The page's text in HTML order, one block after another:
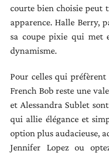
courte bien choisie peut
apparence. Halle Berry,
sa coupe pixie qui met
dynamisme.
Pour celles qui
French Bob reste une
et Alessandra Sublet
qui allie élégance et
option plus audacieuse,
Jennifer Lopez ou